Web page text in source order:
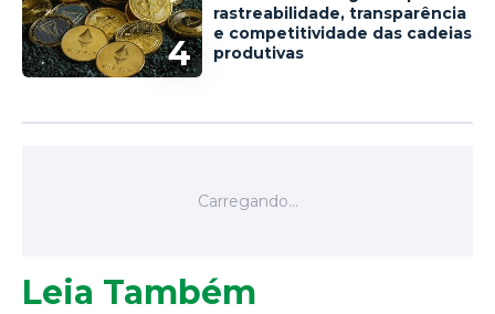
4
rastreabilidade, transparência
e competitividade das cadeias
produtivas
Leia Também